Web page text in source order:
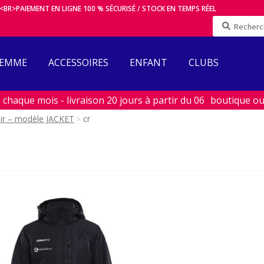
EN LIGNE 100 % SÉCURISÉ / STOCK EN TEMPS RÉEL
Recherche
pour :
ACCESSOIRES ENFANT CLUBS
mois - livraison 20 jours à partir du 06
– modèle JACKET cr